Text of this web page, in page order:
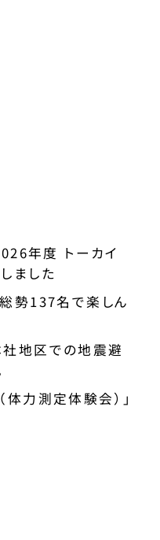
年度 トーカイ
ました
勢137名で楽しん
社地区での地震避
体力測定体験会）」